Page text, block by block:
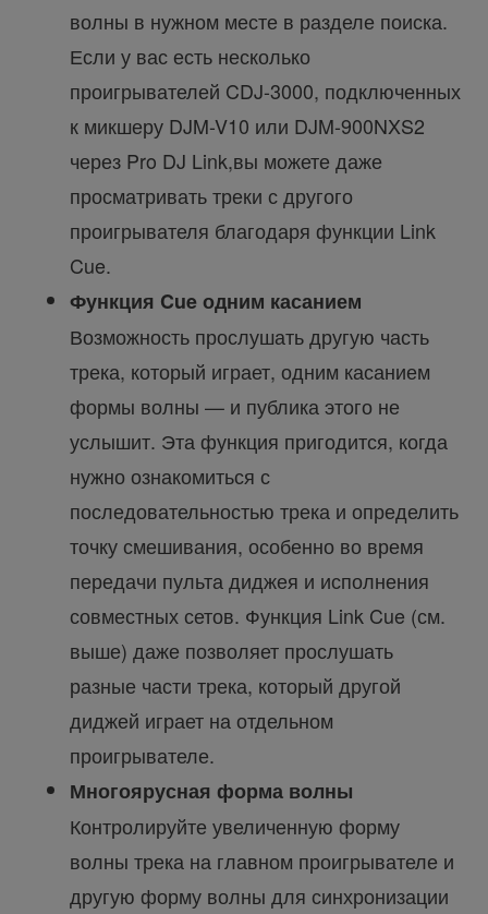
волны в нужном месте в разделе поиска.
Если у вас есть несколько
проигрывателей CDJ-3000, подключенных
к микшеру DJM-V10 или DJM-900NXS2
через Pro DJ Link,вы можете даже
просматривать треки с другого
проигрывателя благодаря функции Link
Cue.
Функция Cue одним касанием
Возможность прослушать другую часть
трека, который играет, одним касанием
формы волны — и публика этого не
услышит. Эта функция пригодится, когда
нужно ознакомиться с
последовательностью трека и определить
точку смешивания, особенно во время
передачи пульта диджея и исполнения
совместных сетов. Функция Link Cue (см.
выше) даже позволяет прослушать
разные части трека, который другой
диджей играет на отдельном
проигрывателе.
Многоярусная форма волны
Контролируйте увеличенную форму
волны трека на главном проигрывателе и
другую форму волны для синхронизации